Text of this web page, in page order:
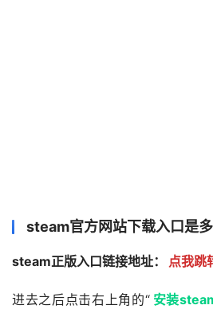
steam官方网站下载入口是多
steam正版入口链接地址： 点我跳
进去之后点击右上角的“ 安装